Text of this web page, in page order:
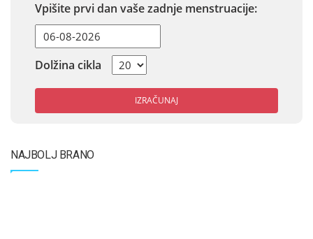
Vpišite prvi dan vaše zadnje menstruacije:
Dolžina cikla
IZRAČUNAJ
NAJBOLJ BRANO